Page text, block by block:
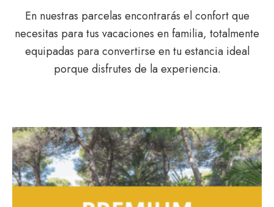
En nuestras parcelas encontrarás el confort que
necesitas para tus vacaciones en familia, totalmente
equipadas para convertirse en tu estancia ideal
porque disfrutes de la experiencia.